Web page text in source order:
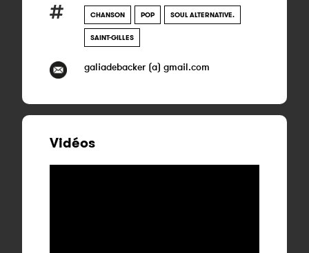
CHANSON POP SOUL ALTERNATIVE.
SAINT-GILLES
galiadebacker (a) gmail.com
Vidéos